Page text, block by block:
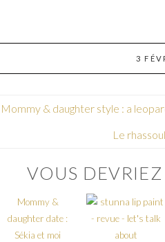
3
Mommy & daughter style : a
Le
VOUS DEVRIEZ
Mommy &
daughter date :
Sékia et moi